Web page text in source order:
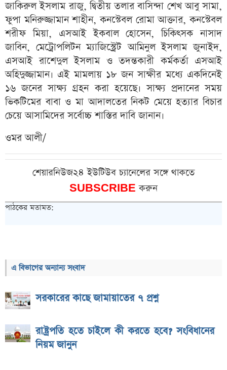
জাকিরুল ইসলাম রাজু, দ্বিতীয় তলার বাসিন্দা শেখ আবু সামা,
ফুপা মনিরুজ্জামান শাহীন, কনস্টেবল রোমা আক্তার, কনস্টেবল
শরীফ মিয়া, এসআই ইকবাল হোসেন, চিকিৎসক নাসাদ
জাবিন, মেট্রোপলিটন ম্যাজিস্ট্রেট আমিনুল ইসলাম জুনাইদ,
এসআই রাশেদুল ইসলাম ও তদন্তকারী কর্মকর্তা এসআই
অহিদুজ্জামান। এই মামলায় ১৮ জন সাক্ষীর মধ্যে একদিনেই
১৬ জনের সাক্ষ্য গ্রহন করা হয়েছে। সাক্ষ্য প্রদানের সময়
ভিকটিমের বাবা ও মা আদালতের নিকট মেয়ে হত্যার বিচার
চেয়ে আসামিদের সর্বোচ্চ শাস্তির দাবি জানান।
ওমর আলী/
শেয়ারনিউজ২৪ ইউটিউব চ্যানেলের সঙ্গে থাকতে
SUBSCRIBEকরুন
পাঠকের মতামত:
এ বিভাগের অন্যান্য সংবাদ
সরকারের কাছে জামায়াতের ৭ প্রশ্ন
রাষ্ট্রপতি হতে চাইলে কী করতে হবে? সংবিধানের
নিয়ম জানুন